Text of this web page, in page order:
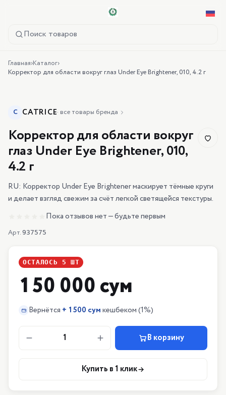
Поиск товаров
Главная›Каталог›
Корректор для области вокруг глаз Under Eye Brightener, 010, 4.2 г
C CATRICE· все товары бренда
Корректор для области вокруг
глаз Under Eye Brightener, 010,
4.2 г
RU: Корректор Under Eye Brightener маскирует тёмные круги
и делает взгляд свежим за счёт легкой светящейся текстуры.
Пока отзывов нет — будьте первым
Арт. 937575
ОСТАЛОСЬ 5 ШТ
150 000 сум
Вернётся + 1500 сумкешбеком(1%)
1 В корзину
Купить в 1 клик